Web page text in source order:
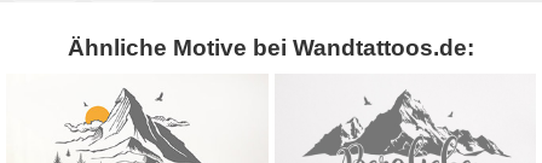
Ähnliche Motive bei Wandtattoos.de: